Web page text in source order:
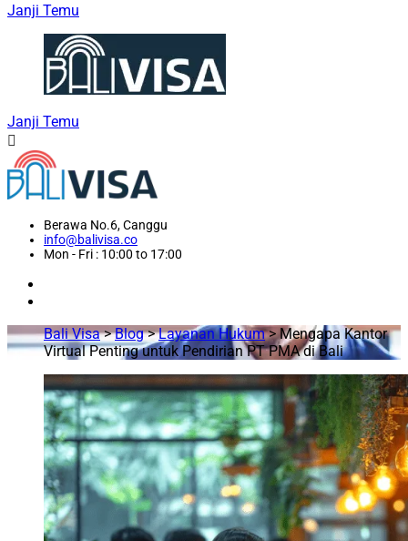
Janji Temu
Janji Temu
Berawa No.6, Canggu
info@balivisa.co
Mon - Fri : 10:00 to 17:00
Bali Visa>Blog>Layanan Hukum>Mengapa Kantor
Virtual Penting untuk Pendirian PT PMA di Bali